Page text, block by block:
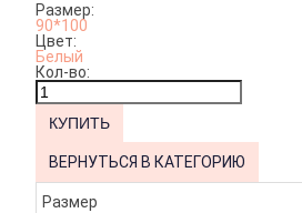
Размер:
90*100
Цвет:
Белый
Кол-во:
ВЕРНУТЬСЯ В КАТЕГОРИЮ
Размер